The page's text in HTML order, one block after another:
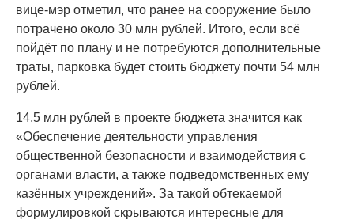
вице-мэр отметил, что ранее на сооружение было
потрачено около 30 млн рублей. Итого, если всё
пойдёт по плану и не потребуются дополнительные
траты, парковка будет стоить бюджету почти 54 млн
рублей.
14,5 млн рублей в проекте бюджета значится как
«Обеспечение деятельности управления
общественной безопасности и взаимодействия с
органами власти, а также подведомственных ему
казённых учреждений». За такой обтекаемой
формулировкой скрываются интересные для